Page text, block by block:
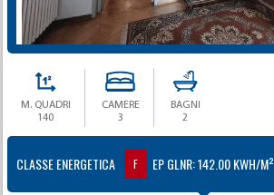
M. QUADRI
140
CAMERE
3
BAGNI
2
CLASSE ENERGETICA F EP GLNR: 142.00 KWH/M²